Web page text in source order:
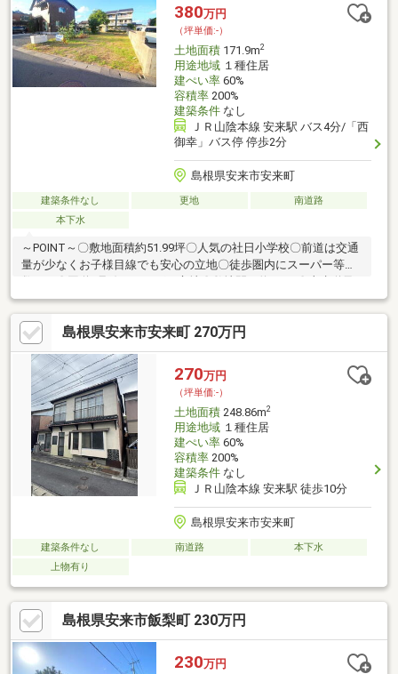
380万円
（坪単価:-）
土地面積171.9m2
用途地域１種住居
建ぺい率60%
容積率200%
建築条件なし
ＪＲ山陰本線 安来駅 バス4分/「西
御幸」バス停 停歩2分
島根県安来市安来町
建築条件なし 更地
南道路
本下水
～POINT～〇敷地面積約51.99坪〇人気の社日小学校〇前道は交通
量が少なくお子様目線でも安心の立地〇徒歩圏内にスーパー等多
び下水道敷地内に引込あり〇建築条件なし ▼お好きな工務店・
ハウスメーカーで建築可能 →建築会社をご紹介も可能です♪
▼当社提携先ご紹介では！！ →プラン集により１７８０万円
～建築可能です♪≪周辺環境≫社日小学校まで徒歩約9分第一中学
校まで徒歩約12分■物件詳細や周辺環境■住宅ローンやご売却■リ
フォームや新築・建替えのお気軽にご相談ください♪
島根県安来市安来町 270万円
270万円
（坪単価:-）
土地面積248.86m2
用途地域１種住居
建ぺい率60%
容積率200%
建築条件なし
ＪＲ山陰本線 安来駅 徒歩10分
島根県安来市安来町
建築条件なし 南道路
本下水
上物有り
島根県安来市飯梨町 230万円
230万円